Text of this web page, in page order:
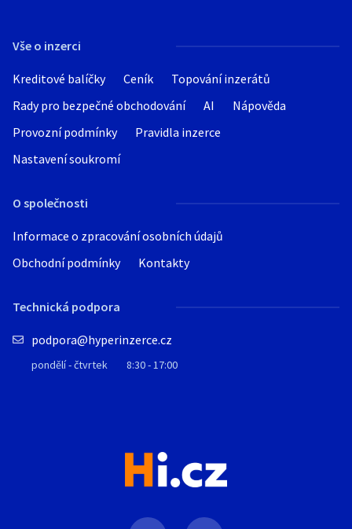
Vše o inzerci
Kreditové balíčky Ceník
Topování inzerátů
Rady pro bezpečné obchodování
AI
Nápověda
Provozní podmínky
Pravidla inzerce
Nastavení soukromí
O společnosti
Informace o zpracování osobních údajů
Obchodní podmínky
Kontakty
Technická podpora
podpora@hyperinzerce.cz
pondělí - čtvrtek 8:30 - 17:00